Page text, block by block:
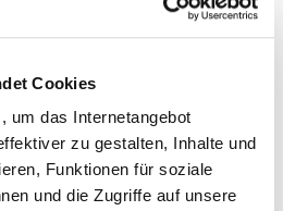
Cookies
um das Internetangebot
zu gestalten, Inhalte und
Funktionen für soziale
und die Zugriffe auf unsere
Erneuerbare Energien,
Rahmen,